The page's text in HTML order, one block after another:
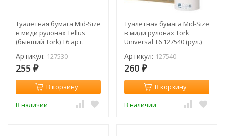
Туалетная бумага Mid-Size
в миди рулонах Tellus
(бывший Tork) T6 арт.
Артикул: 127530
255 ₽
В корзину
В наличии
Туалетная бумага Mid-Size
в миди рулонах Tork
Universal T6 127540 (рул.)
Артикул: 127540
260 ₽
В корзину
В наличии